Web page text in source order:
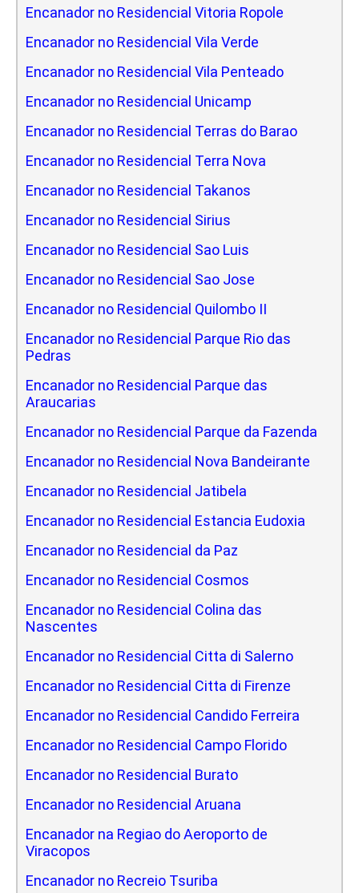
Encanador no Residencial Vitoria Ropole
Encanador no Residencial Vila Verde
Encanador no Residencial Vila Penteado
Encanador no Residencial Unicamp
Encanador no Residencial Terras do Barao
Encanador no Residencial Terra Nova
Encanador no Residencial Takanos
Encanador no Residencial Sirius
Encanador no Residencial Sao Luis
Encanador no Residencial Sao Jose
Encanador no Residencial Quilombo II
Encanador no Residencial Parque Rio das
Pedras
Encanador no Residencial Parque das
Araucarias
Encanador no Residencial Parque da Fazenda
Encanador no Residencial Nova Bandeirante
Encanador no Residencial Jatibela
Encanador no Residencial Estancia Eudoxia
Encanador no Residencial da Paz
Encanador no Residencial Cosmos
Encanador no Residencial Colina das
Nascentes
Encanador no Residencial Citta di Salerno
Encanador no Residencial Citta di Firenze
Encanador no Residencial Candido Ferreira
Encanador no Residencial Campo Florido
Encanador no Residencial Burato
Encanador no Residencial Aruana
Encanador na Regiao do Aeroporto de
Viracopos
Encanador no Recreio Tsuriba